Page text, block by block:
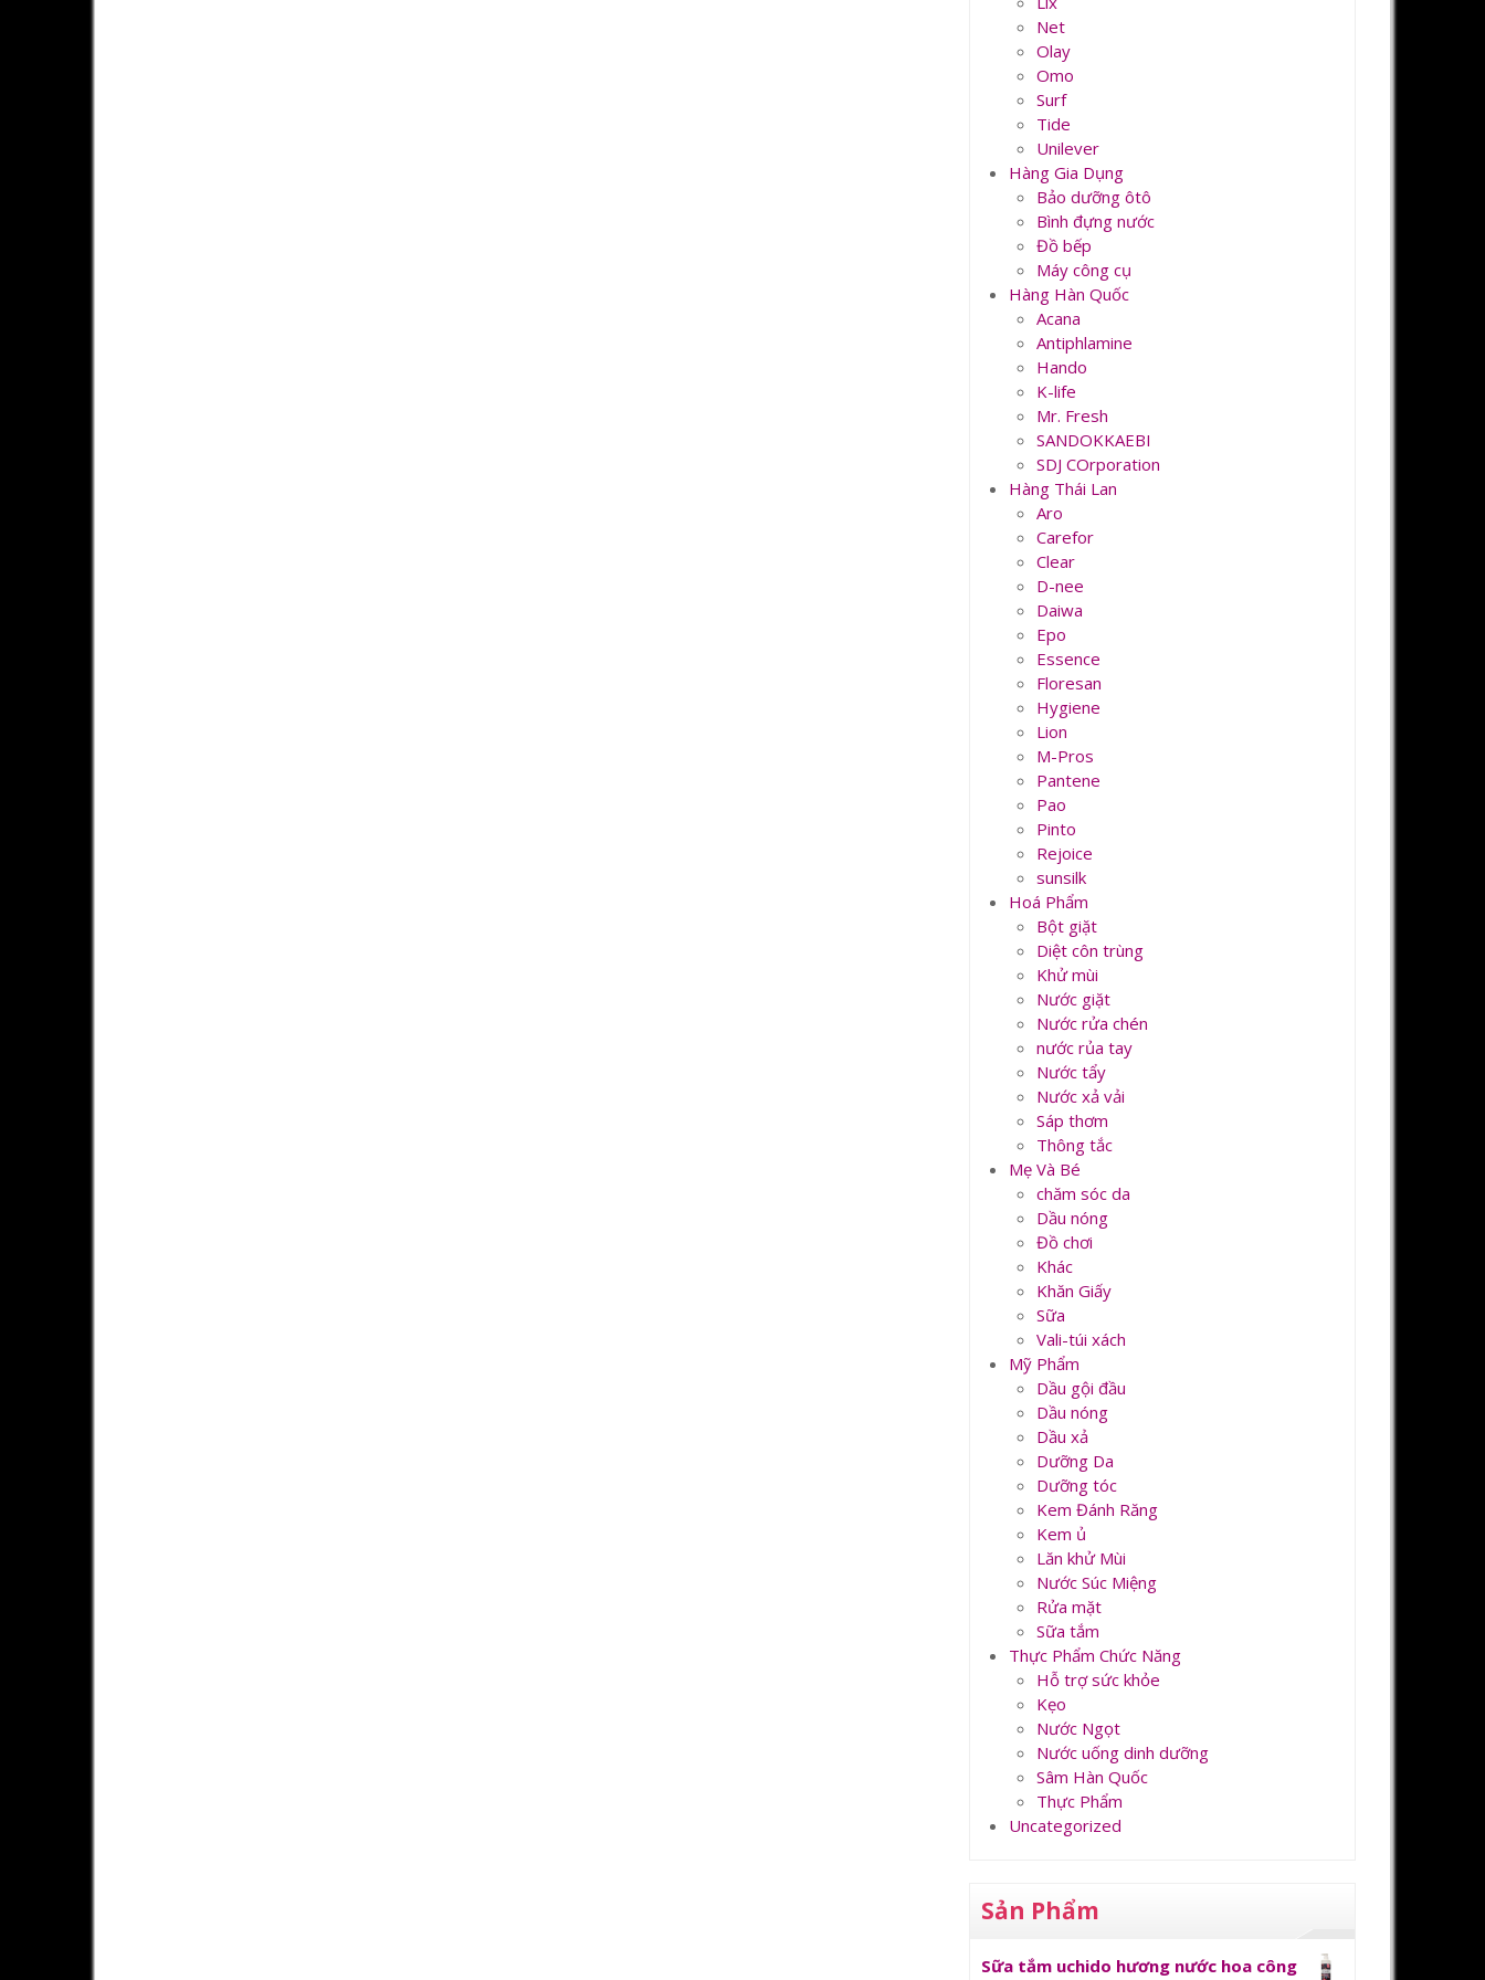
Net
Olay
Omo
Surf
Tide
Unilever
Hàng Gia Dụng
Bảo dưỡng ôtô
Bình đựng nước
Đồ bếp
Máy công cụ
Hàng Hàn Quốc
Acana
Antiphlamine
Hando
K-life
Mr. Fresh
SANDOKKAEBI
SDJ COrporation
Hàng Thái Lan
Aro
Carefor
Clear
D-nee
Daiwa
Epo
Essence
Floresan
Hygiene
Lion
M-Pros
Pantene
Pao
Pinto
Rejoice
sunsilk
Hoá Phẩm
Bột giặt
Diệt côn trùng
Khử mùi
Nước giặt
Nước rửa chén
nước rủa tay
Nước tẩy
Nước xả vải
Sáp thơm
Thông tắc
Mẹ Và Bé
chăm sóc da
Dầu nóng
Đồ chơi
Khác
Khăn Giấy
Sữa
Vali-túi xách
Mỹ Phẩm
Dầu gội đầu
Dầu nóng
Dầu xả
Dưỡng Da
Dưỡng tóc
Kem Đánh Răng
Kem ủ
Lăn khử Mùi
Nước Súc Miệng
Rửa mặt
Sữa tắm
Thực Phẩm Chức Năng
Hỗ trợ sức khỏe
Kẹo
Nước Ngọt
Nước uống dinh dưỡng
Sâm Hàn Quốc
Thực Phẩm
Uncategorized
Sản Phẩm
Sữa tắm uchido hương nước hoa công